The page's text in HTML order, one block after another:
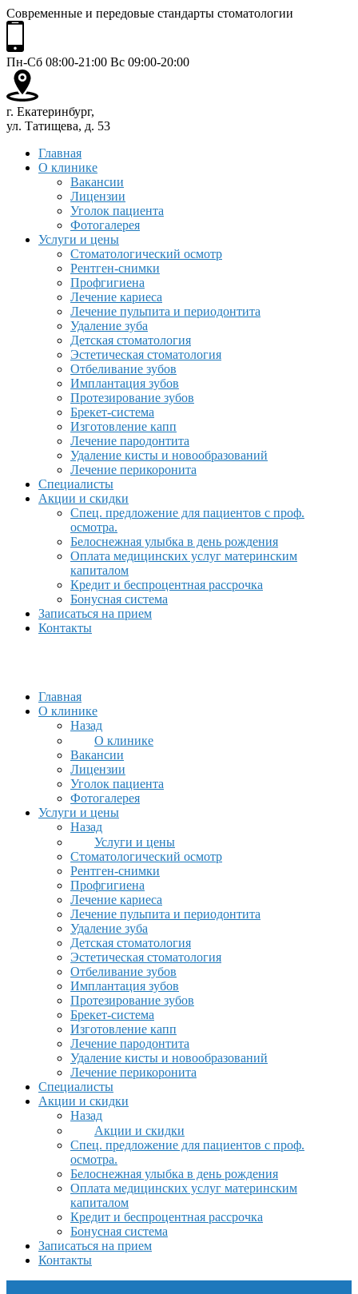
Современные и передовые стандарты стоматологии
Пн-Сб 08:00-21:00 Вс 09:00-20:00
г. Екатеринбург,
ул. Татищева, д. 53
Главная
О клинике
Вакансии
Лицензии
Уголок пациента
Фотогалерея
Услуги и цены
Стоматологический осмотр
Рентген-снимки
Профгигиена
Лечение кариеса
Лечение пульпита и периодонтита
Удаление зуба
Детская стоматология
Эстетическая стоматология
Отбеливание зубов
Имплантация зубов
Протезирование зубов
Брекет-система
Изготовление капп
Лечение пародонтита
Удаление кисты и новообразований
Лечение перикоронита
Специалисты
Акции и скидки
Спец. предложение для пациентов с проф.
осмотра.
Белоснежная улыбка в день рождения
Оплата медицинских услуг материнским
капиталом
Кредит и беспроцентная рассрочка
Бонусная система
Записаться на прием
Контакты
Главная
О клинике
Назад
О клинике
Вакансии
Лицензии
Уголок пациента
Фотогалерея
Услуги и цены
Назад
Услуги и цены
Стоматологический осмотр
Рентген-снимки
Профгигиена
Лечение кариеса
Лечение пульпита и периодонтита
Удаление зуба
Детская стоматология
Эстетическая стоматология
Отбеливание зубов
Имплантация зубов
Протезирование зубов
Брекет-система
Изготовление капп
Лечение пародонтита
Удаление кисты и новообразований
Лечение перикоронита
Специалисты
Акции и скидки
Назад
Акции и скидки
Спец. предложение для пациентов с проф.
осмотра.
Белоснежная улыбка в день рождения
Оплата медицинских услуг материнским
капиталом
Кредит и беспроцентная рассрочка
Бонусная система
Записаться на прием
Контакты